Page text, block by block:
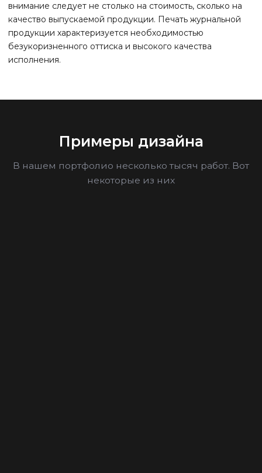
внимание следует не столько на стоимость, сколько на
качество выпускаемой продукции. Печать журнальной
продукции характеризуется необходимостью
безукоризненного оттиска и высокого качества
исполнения.
Примеры дизайна
В нашем портфолио несколько тысяч работ. Вот
некоторые из них